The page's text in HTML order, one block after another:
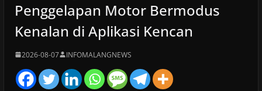
Penggelapan Motor Bermodus
Kenalan di Aplikasi Kencan
2026-08-07 INFOMALANGNEWS